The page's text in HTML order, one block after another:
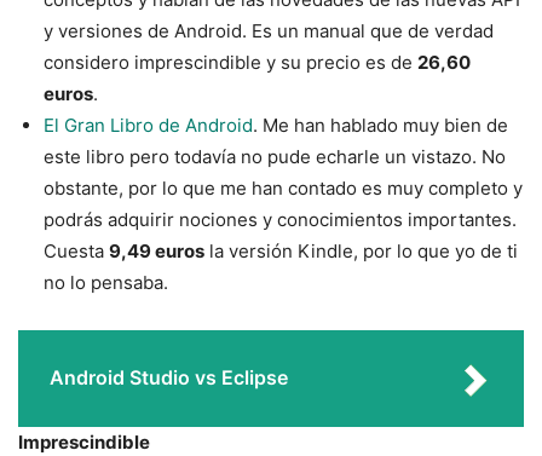
y versiones de Android. Es un manual que de verdad
considero imprescindible y su precio es de 26,60
euros.
El Gran Libro de Android. Me han hablado muy bien de
este libro pero todavía no pude echarle un vistazo. No
obstante, por lo que me han contado es muy completo y
podrás adquirir nociones y conocimientos importantes.
Cuesta 9,49 euros la versión Kindle, por lo que yo de ti
no lo pensaba.
Android Studio vs Eclipse
Imprescindible